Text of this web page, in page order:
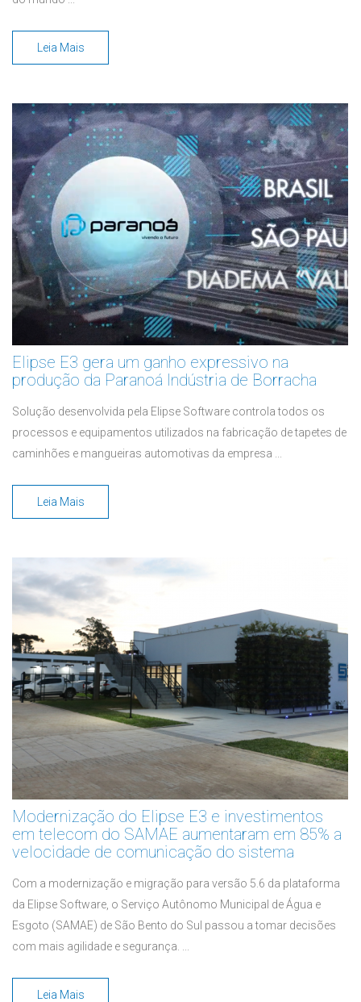
Leia Mais
Elipse E3 gera um ganho expressivo na
produção da Paranoá Indústria de Borracha
Solução desenvolvida pela Elipse Software controla todos os
processos e equipamentos utilizados na fabricação de tapetes de
caminhões e mangueiras automotivas da empresa ...
Leia Mais
Modernização do Elipse E3 e investimentos
em telecom do SAMAE aumentaram em 85% a
velocidade de comunicação do sistema
Com a modernização e migração para versão 5.6 da plataforma
da Elipse Software, o Serviço Autônomo Municipal de Água e
Esgoto (SAMAE) de São Bento do Sul passou a tomar decisões
com mais agilidade e segurança. ...
Leia Mais